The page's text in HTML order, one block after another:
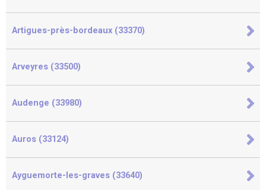
Artigues-près-bordeaux (33370)
Arveyres (33500)
Audenge (33980)
Auros (33124)
Ayguemorte-les-graves (33640)